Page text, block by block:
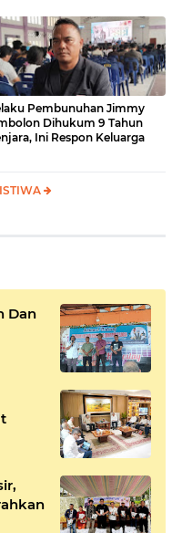
Pembunuhan Jimmy
Dihukum 9 Tahun
Ini Respon Keluarga
Dan